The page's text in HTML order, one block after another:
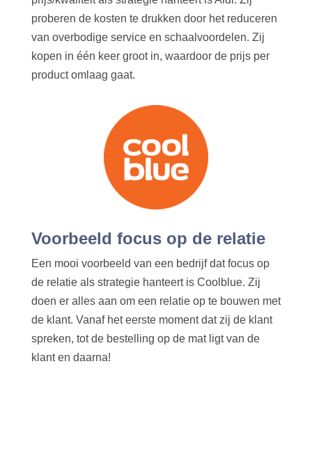
proberen de kosten te drukken door het reduceren
van overbodige service en schaalvoordelen. Zij
kopen in één keer groot in, waardoor de prijs per
product omlaag gaat.
Voorbeeld focus op de relatie
Een mooi voorbeeld van een bedrijf dat focus op
de relatie als strategie hanteert is Coolblue. Zij
doen er alles aan om een relatie op te bouwen met
de klant. Vanaf het eerste moment dat zij de klant
spreken, tot de bestelling op de mat ligt van de
klant en daarna!